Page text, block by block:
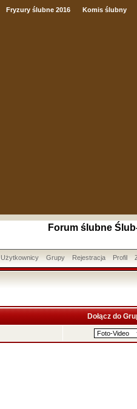
Fryzury ślubne 2016 Komis ślubny
Forum ślubne
Użytkownicy Grupy Rejestracja Profil
Dołącz do